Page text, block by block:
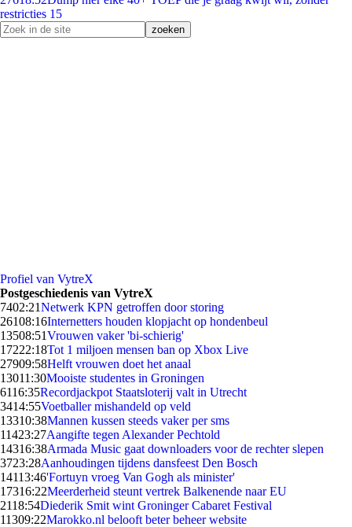
restricties 15
Profiel van VytreX
Postgeschiedenis van VytreX
7402:21Netwerk KPN getroffen door storing
26108:16Internetters houden klopjacht op hondenbeul
13508:51Vrouwen vaker 'bi-schierig'
17222:18Tot 1 miljoen mensen ban op Xbox Live
27909:58Helft vrouwen doet het anaal
13011:30Mooiste studentes in Groningen
6116:35Recordjackpot Staatsloterij valt in Utrecht
3414:55Voetballer mishandeld op veld
13310:38Mannen kussen steeds vaker per sms
11423:27Aangifte tegen Alexander Pechtold
14316:38Armada Music gaat downloaders voor de rechter slepen
3723:28Aanhoudingen tijdens dansfeest Den Bosch
14113:46'Fortuyn vroeg Van Gogh als minister'
17316:22Meerderheid steunt vertrek Balkenende naar EU
2118:54Diederik Smit wint Groninger Cabaret Festival
11309:22Marokko.nl belooft beter beheer website